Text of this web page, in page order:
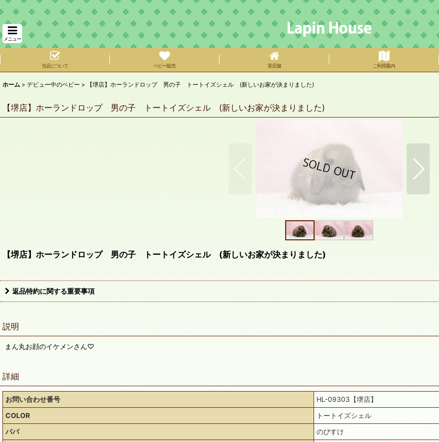
メニュー
当店について ベビー販売 実店舗 ご利用案内
ホーム > デビュー中のベビー > 【堺店】ホーランドロップ 男の子 トートイズシェル (新しいお家が決まりました)
【堺店】ホーランドロップ 男の子 トートイズシェル (新しいお家が決まりました)
【堺店】ホーランドロップ 男の子 トートイズシェル (新しいお家が決まりました)
返品特約に関する重要事項
説明
まん丸お顔のイケメンさん♡
詳細
お問い合わせ番号
HL-09303【堺店】
COLOR
トートイズシェル
パパ
のびすけ